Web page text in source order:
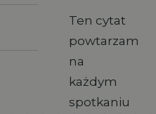
Ten cytat
powtarzam
na
każdym
spotkaniu